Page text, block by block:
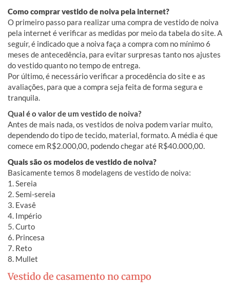
Como comprar vestido de noiva pela internet?
O primeiro passo para realizar uma compra de vestido de noiva
pela internet é verificar as medidas por meio da tabela do site. A
seguir, é indicado que a noiva faça a compra com no mínimo 6
meses de antecedência, para evitar surpresas tanto nos ajustes
do vestido quanto no tempo de entrega.
Por último, é necessário verificar a procedência do site e as
avaliações, para que a compra seja feita de forma segura e
tranquila.
Qual é o valor de um vestido de noiva?
Antes de mais nada, os vestidos de noiva podem variar muito,
dependendo do tipo de tecido, material, formato. A média é que
comece em R$2.000,00, podendo chegar até R$40.000,00.
Quais são os modelos de vestido de noiva?
Basicamente temos 8 modelagens de vestido de noiva:
1. Sereia
2. Semi-sereia
3. Evasê
4. Império
5. Curto
6. Princesa
7. Reto
8. Mullet
Vestido de casamento no campo